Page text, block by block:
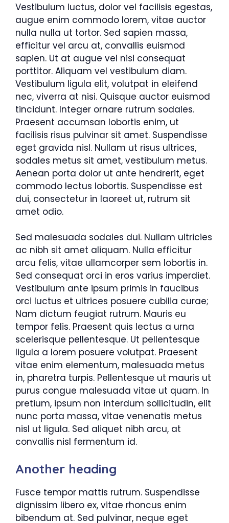
Vestibulum luctus, dolor vel facilisis egestas,
augue enim commodo lorem, vitae auctor
nulla nulla ut tortor. Sed sapien massa,
efficitur vel arcu at, convallis euismod
sapien. Ut at augue vel nisi consequat
porttitor. Aliquam vel vestibulum diam.
Vestibulum ligula elit, volutpat in eleifend
nec, viverra at nisi. Quisque auctor euismod
tincidunt. Integer ornare rutrum sodales.
Praesent accumsan lobortis enim, ut
facilisis risus pulvinar sit amet. Suspendisse
eget gravida nisl. Nullam ut risus ultrices,
sodales metus sit amet, vestibulum metus.
Aenean porta dolor ut ante hendrerit, eget
commodo lectus lobortis. Suspendisse est
dui, consectetur in laoreet ut, rutrum sit
amet odio.
Sed malesuada sodales dui. Nullam ultricies
ac nibh sit amet aliquam. Nulla efficitur
arcu felis, vitae ullamcorper sem lobortis in.
Sed consequat orci in eros varius imperdiet.
Vestibulum ante ipsum primis in faucibus
orci luctus et ultrices posuere cubilia curae;
Nam dictum feugiat rutrum. Mauris eu
tempor felis. Praesent quis lectus a urna
scelerisque pellentesque. Ut pellentesque
ligula a lorem posuere volutpat. Praesent
vitae enim elementum, malesuada metus
in, pharetra turpis. Pellentesque ut mauris ut
purus congue malesuada vitae ut quam. In
pretium, ipsum non interdum sollicitudin, elit
nunc porta massa, vitae venenatis metus
nisl ut ligula. Sed aliquet nibh arcu, at
convallis nisl fermentum id.
Another heading
Fusce tempor mattis rutrum. Suspendisse
dignissim libero ex, vitae rhoncus enim
bibendum at. Sed pulvinar, neque eget